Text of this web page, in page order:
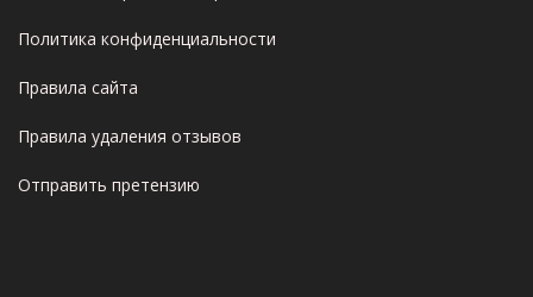
Политика конфиденциальности
Правила сайта
Правила удаления отзывов
Отправить претензию